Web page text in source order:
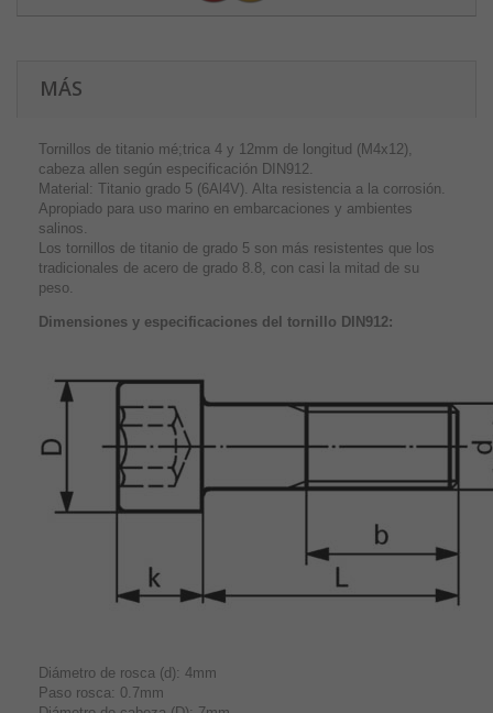
MÁS
Tornillos de titanio mé;trica 4 y 12mm de longitud (M4x12),
cabeza allen según especificación DIN912.
Material: Titanio grado 5 (6Al4V). Alta resistencia a la corrosión.
Apropiado para uso marino en embarcaciones y ambientes
salinos.
Los tornillos de titanio de grado 5 son más resistentes que los
tradicionales de acero de grado 8.8, con casi la mitad de su
peso.
Dimensiones y especificaciones del tornillo DIN912:
Diámetro de rosca (d): 4mm
Paso rosca: 0.7mm